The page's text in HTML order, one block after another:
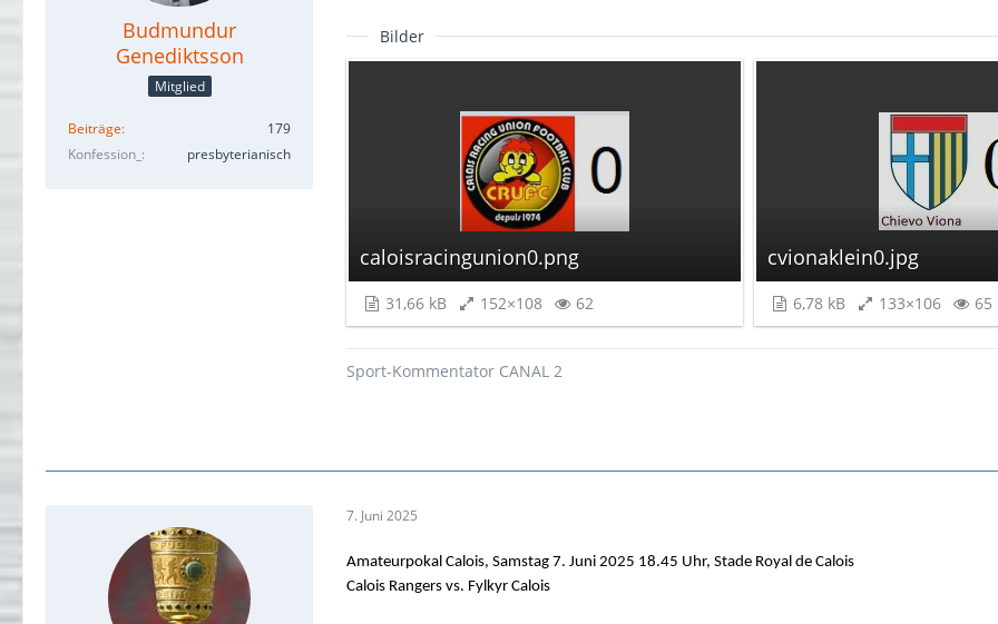
Budmundur
Genediktsson
Mitglied
Beiträge
179
Konfession_
presbyterianisch
Bilder
caloisracingunion0.png
31,66 kB 152×108 62
cvionaklein0.jpg
6,78 kB 133×106 65
Sport-Kommentator CANAL 2
7. Juni 2025
Amateurpokal Calois, Samstag 7. Juni 2025 18.45 Uhr, Stade Royal de Calois
Calois Rangers vs. Fylkyr Calois